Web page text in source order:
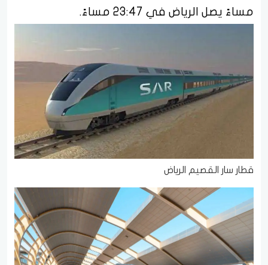
مساءً يصل الرياض في 23:47 مساءً.
قطار سار القصيم الرياض